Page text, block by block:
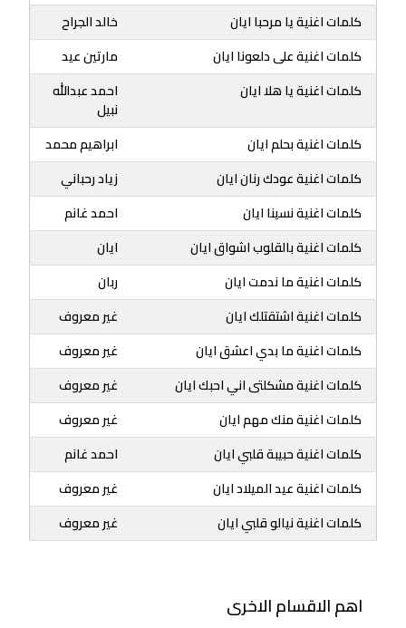
كلمات اغنية يا مرحبا ايان
خالد الجراح
كلمات اغنية على دلعونا ايان
مارتين عيد
كلمات اغنية يا هلا ايان
احمد عبدالله
نبيل
كلمات اغنية بحلم ايان
ابراهيم محمد
كلمات اغنية عودك رنان ايان
زياد رحباني
كلمات اغنية نسينا ايان
احمد غانم
كلمات اغنية بالقلوب اشواق ايان
ايان
كلمات اغنية ما ندمت ايان
ربان
كلمات اغنية اشتقتلك ايان
غير معروف
كلمات اغنية ما بدي اعشق ايان
غير معروف
كلمات اغنية مشكلتى اني احبك ايان
غير معروف
كلمات اغنية منك مهم ايان
غير معروف
كلمات اغنية حبيبة قلبي ايان
احمد غانم
كلمات اغنية عيد الميلاد ايان
غير معروف
كلمات اغنية نيالو قلبي ايان
غير معروف
اهم الاقسام الاخرى